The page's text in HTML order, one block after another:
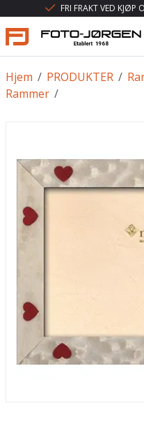
FRI FRAKT VED KJØP
/
Hjem /
PRODUKTER
/
Rammer